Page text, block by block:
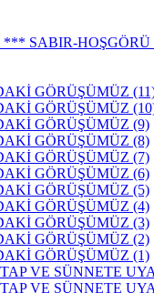
SABIR-
GÖRÜŞÜMÜZ
GÖRÜŞÜMÜZ
GÖRÜŞÜMÜZ (9)
GÖRÜŞÜMÜZ (8)
GÖRÜŞÜMÜZ (7)
GÖRÜŞÜMÜZ (6)
GÖRÜŞÜMÜZ (5)
GÖRÜŞÜMÜZ (4)
GÖRÜŞÜMÜZ (3)
GÖRÜŞÜMÜZ (2)
GÖRÜŞÜMÜZ (1)
VE SÜNNETE
VE SÜNNETE